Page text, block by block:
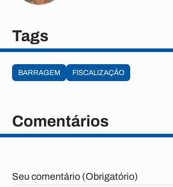
Tags
BARRAGEM FISCALIZAÇÃO
Comentários
Seu comentário (Obrigatório)